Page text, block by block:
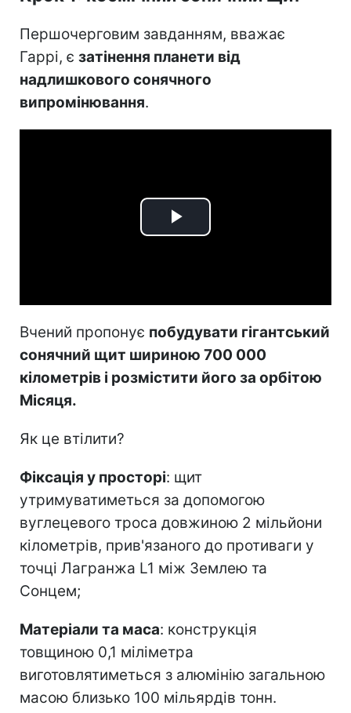
Першочерговим завданням, вважає
Гаррі, є затінення планети від
надлишкового сонячного
випромінювання.
Play
Вчений пропонує побудувати гігантський
сонячний щит шириною 700 000
кілометрів і розмістити його за орбітою
Місяця.
Як це втілити?
Фіксація у просторі: щит
утримуватиметься за допомогою
вуглецевого троса довжиною 2 мільйони
кілометрів, прив'язаного до противаги у
точці Лагранжа L1 між Землею та
Сонцем;
Матеріали та маса: конструкція
товщиною 0,1 міліметра
виготовлятиметься з алюмінію загальною
масою близько 100 мільярдів тонн.